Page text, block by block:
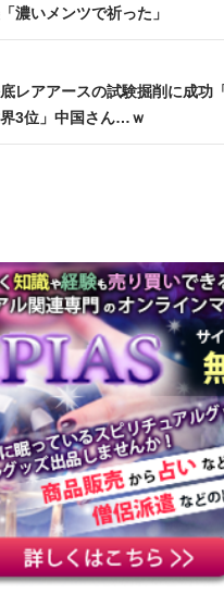
ーション
濃いメンツで祈った」
底レアアースの試験掘削に成功
3位」中国さん…ｗ